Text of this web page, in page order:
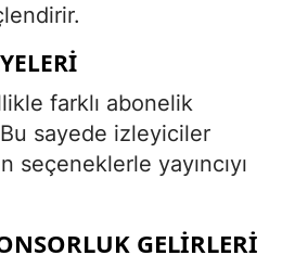
farklı abonelik
sayede izleyiciler
seçeneklerle yayıncıyı
GELIRLERI